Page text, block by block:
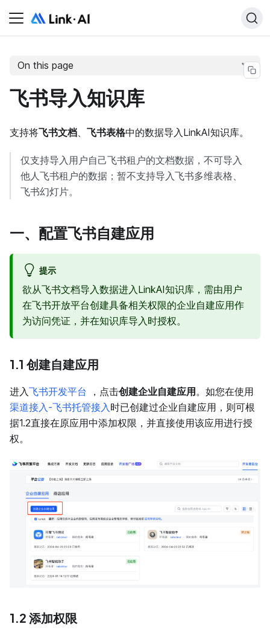
On this page
飞书导入知识库
支持将飞书文档 飞书表格中的数据导入LinkAI知识库。
仅支持导入用户自己飞书租户的文档数据，不可导入
他人飞书租户的数据；暂不支持导入飞书多维表格、
飞书幻灯片。
一、配置飞书自建应用
提示
欲从飞书文档导入数据进入LinkAI知识库，需由用户
在飞书开放平台创建具备相关权限的企业自建应用作
为访问凭证，并在知识库导入时授权。
1.1 创建自建应用
进入飞书开发平台 ，点击创建企业自建应用。如您在使用
渠道接入-飞书托管接入 时已创建过企业自建应用，则可根
据1.2直接在原应用中添加权限，并直接使用该应用进行授
权。
1.2 添加权限